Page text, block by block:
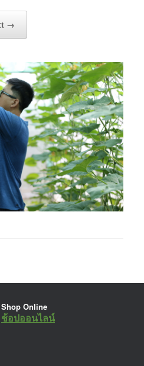
→
Shop Online
ช้อปออนไลน์